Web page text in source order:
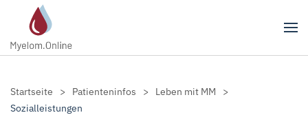
Zum Hauptinhalt springen
Startseite Patienteninfos
Leben mit MM
Sozialleistungen